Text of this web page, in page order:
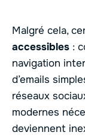
Malgré cela,
accessibles :
navigation
d’emails
réseaux
modernes
deviennent